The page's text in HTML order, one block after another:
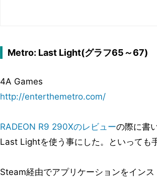
11 ベンチマーク結果「Battlefield 3」
13 ベンチマーク結果「BioShock Infinite
14 ベンチマーク結果「F1 2013」
16 ベンチマーク結果「The Elder
17 ベンチマーク結果「Warhammer
Metro: Last Light(グラフ65～67)
4A Games
http://enterthemetro.com/
RADEON R9 290Xのレビューの際に書
Last Lightを使う事にした。といっても
Steam経由でアプリケーションをイン